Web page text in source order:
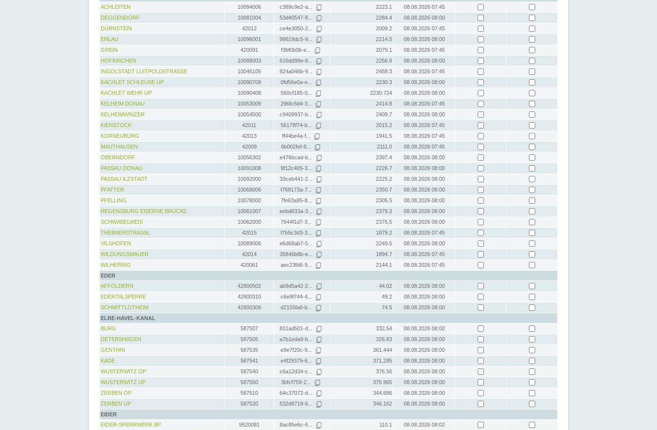
ACHLEITEN
10094006 c389c9e2-a... 2223.1
08.08.2026 07:45
DEGGENDORF
10081004 53d40547-8... 2284.4
08.08.2026 08:00
DÜRNSTEIN
42012 ce4e3050-2... 2009.2
08.08.2026 07:45
ERLAU
10096001 99619dc5-9... 2214.5
08.08.2026 08:00
GREIN
420091 f3bf0b0b-e... 2079.1
08.08.2026 07:45
HOFKIRCHEN
10088003 616dd98e-8... 2256.9
08.08.2026 08:00
INGOLSTADT LUITPOLDSTRASSE
10046105 824a046b-9... 2458.3
08.08.2026 07:45
KACHLET SCHLEUSE UP
10090708 0fd56e0a-e... 2230.3
08.08.2026 08:00
KACHLET WEHR UP
10090408 560cf185-0... 2230.724
08.08.2026 08:00
KELHEIM DONAU
10053009 296fc6d4-3... 2414.8
08.08.2026 07:45
KELHEIMWINZER
10054500 c9409937-b... 2409.7
08.08.2026 08:00
KIENSTOCK
42011 56178f74-b... 2015.2
08.08.2026 07:45
KORNEUBURG
42013 ff44be4a-f... 1941.5
08.08.2026 07:45
MAUTHAUSEN
42009 6b002fef-8... 2111.0
08.08.2026 07:45
OBERNDORF
10056302 e476bcad-b... 2397.4
08.08.2026 08:00
PASSAU DONAU
10091008 9f12c405-3... 2226.7
08.08.2026 08:00
PASSAU ILZSTADT
10092000 33ceb441-2... 2225.2
08.08.2026 08:00
PFATTER
10068006 f768173a-7... 2350.7
08.08.2026 08:00
PFELLING
10078000 7fe63a95-8... 2305.5
08.08.2026 08:00
REGENSBURG EISERNE BRÜCKE
10061007 eebd633a-3... 2379.3
08.08.2026 08:00
SCHWABELWEIS
10062000 7644f1d7-3... 2376.5
08.08.2026 08:00
THEBNERSTRASSL
42015 f7b5c3d3-3... 1879.2
08.08.2026 07:45
VILSHOFEN
10089006 e6d68ab7-5... 2249.5
08.08.2026 08:00
WILDUNGSMAUER
42014 35846b8b-e... 1894.7
08.08.2026 07:45
WILHERING
420061 aec23fd6-9... 2144.1
08.08.2026 07:45
EDER
AFFOLDERN
42800502 ab9d5a42-2... 44.02
08.08.2026 08:00
EDERTALSPERRE
42800310 c6e9f744-4... 49.2
08.08.2026 08:00
SCHMITTLOTHEIM
42800309 d2155fa6-b... 74.5
08.08.2026 08:00
ELBE-HAVEL-KANAL
BURG
587507 831ad501-d... 332.54
08.08.2026 08:00
DETERSHAGEN
587505 a7b1eda9-b... 326.83
08.08.2026 08:00
GENTHIN
587535 e9e7f20c-9... 361.444
08.08.2026 08:00
KADE
587541 e4f29379-6... 371.285
08.08.2026 08:00
WUSTERWITZ OP
587540 c6a12d34-c... 376.56
08.08.2026 08:00
WUSTERWITZ UP
587550 3bfcf759-2... 376.965
08.08.2026 08:00
ZERBEN OP
587510 64c37072-d... 344.686
08.08.2026 08:00
ZERBEN UP
587520 532d8718-6... 346.162
08.08.2026 08:00
EIDER
EIDER-SPERRWERK BP
9520081 8ac85e6c-6... 110.1
08.08.2026 08:02